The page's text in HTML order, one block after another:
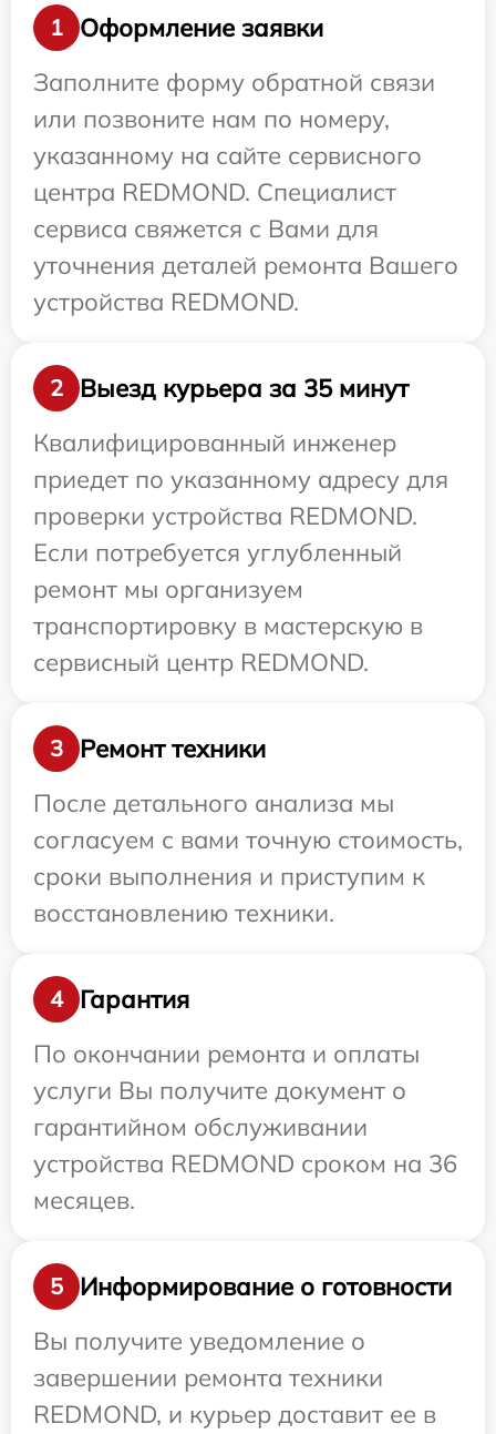
1
Оформление заявки
Заполните форму обратной связи
или позвоните нам по номеру,
указанному на сайте сервисного
центра REDMOND. Специалист
сервиса свяжется с Вами для
уточнения деталей ремонта Вашего
устройства REDMOND.
2
Выезд курьера за 35 минут
Квалифицированный инженер
приедет по указанному адресу для
проверки устройства REDMOND.
Если потребуется углубленный
ремонт мы организуем
транспортировку в мастерскую в
сервисный центр REDMOND.
3
Ремонт техники
После детального анализа мы
согласуем с вами точную стоимость,
сроки выполнения и приступим к
восстановлению техники.
4
Гарантия
По окончании ремонта и оплаты
услуги Вы получите документ о
гарантийном обслуживании
устройства REDMOND сроком на 36
месяцев.
5
Информирование о готовности
Вы получите уведомление о
завершении ремонта техники
REDMOND, и курьер доставит ее в